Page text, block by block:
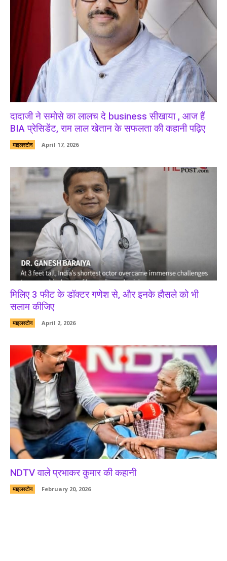
दादाजी ने समोसे का लालच दे business सीखाया , आज हैं
BIA प्रेसिडेंट, राम लाल खेतान के सफलता की कहानी पढ़िए
माइलस्टोन April 17, 2026
मिलिए 3 फीट के डॉक्टर गणेश से, और इनके हौसले को भी
सलाम कीजिए
माइलस्टोन April 2, 2026
NDTV वाले प्रभाकर कुमार की कहानी
माइलस्टोन February 20, 2026